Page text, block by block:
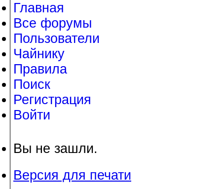
Главная
Все форумы
Пользователи
Чайнику
Правила
Поиск
Регистрация
Войти
Вы не зашли.
Версия для печати